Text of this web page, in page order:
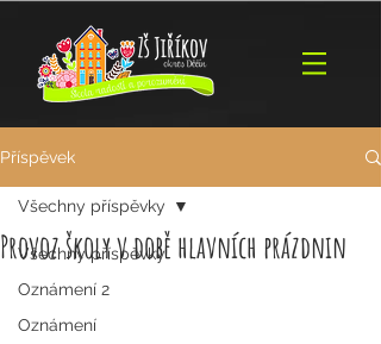
Příspěvek
Všechny příspěvky
Oznámení 2
Oznámení
Všechny příspěvky
Provoz školy v době hlavních prázdnin